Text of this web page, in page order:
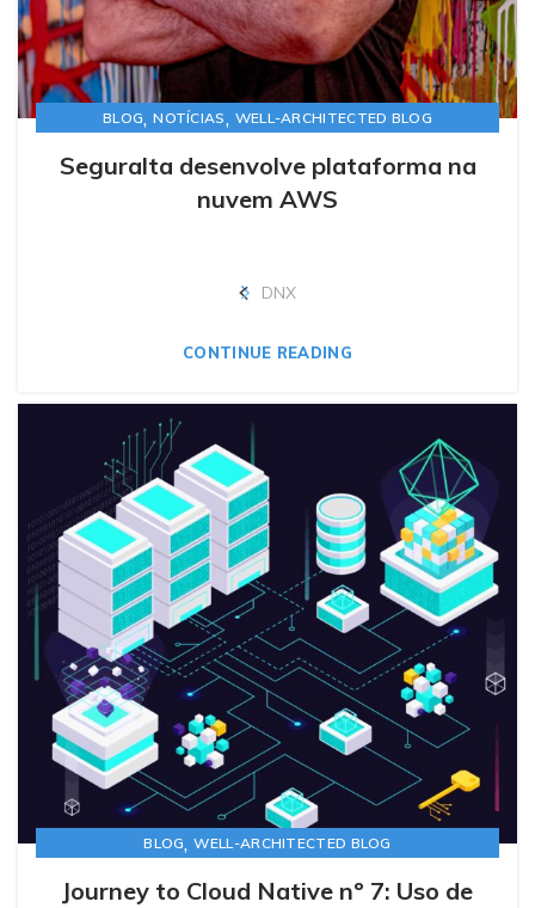
BLOG,NOTÍCIAS, WELL-ARCHITECTED BLOG
Seguralta desenvolve plataforma na
nuvem AWS
DNX
CONTINUE READING
BLOG,WELL-ARCHITECTED BLOG
Journey to Cloud Native nº 7: Uso de